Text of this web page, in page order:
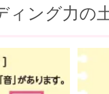
ィング力の